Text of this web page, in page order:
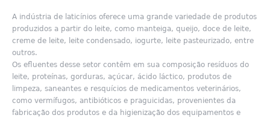
A indústria de laticínios oferece uma grande variedade de produtos
produzidos a partir do leite, como manteiga, queijo, doce de leite,
creme de leite, leite condensado, iogurte, leite pasteurizado, entre
outros.
Os efluentes desse setor contêm em sua composição resíduos do
leite, proteínas, gorduras, açúcar, ácido láctico, produtos de
limpeza, saneantes e resquícios de medicamentos veterinários,
como vermífugos, antibióticos e praguicidas, provenientes da
fabricação dos produtos e da higienização dos equipamentos e